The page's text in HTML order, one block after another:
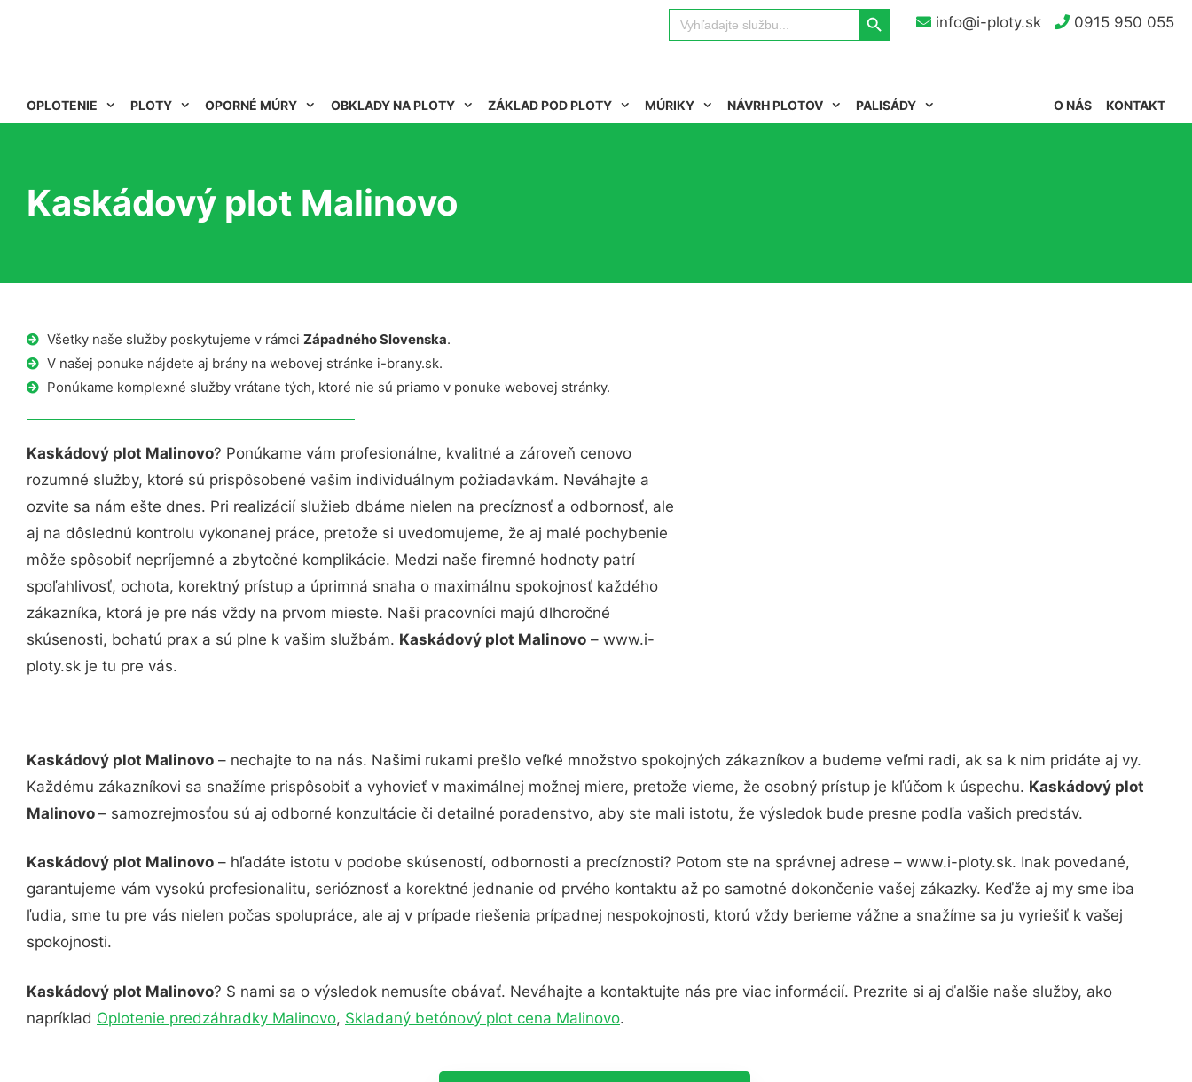
info@i-ploty.sk 0915 950 055
Search
for:
Search Button
OPLOTENIE PLOTY OPORNÉ MÚRY OBKLADY NA PLOTY ZÁKLAD POD PLOTY MÚRIKY NÁVRH PLOTOV PALISÁDY KONTAKT
O NÁS
Kaskádový plot Malinovo
Všetky naše služby poskytujeme v rámci Západného Slovenska.
V našej ponuke nájdete aj brány na webovej stránke i-brany.sk.
Ponúkame komplexné služby vrátane tých, ktoré nie sú priamo v ponuke webovej stránky.
Kaskádový plot Malinovo? Ponúkame vám profesionálne, kvalitné a zároveň cenovo
rozumné služby, ktoré sú prispôsobené vašim individuálnym požiadavkám. Neváhajte a
ozvite sa nám ešte dnes. Pri realizácií služieb dbáme nielen na precíznosť a odbornosť, ale
aj na dôslednú kontrolu vykonanej práce, pretože si uvedomujeme, že aj malé pochybenie
môže spôsobiť nepríjemné a zbytočné komplikácie. Medzi naše firemné hodnoty patrí
spoľahlivosť, ochota, korektný prístup a úprimná snaha o maximálnu spokojnosť každého
zákazníka, ktorá je pre nás vždy na prvom mieste. Naši pracovníci majú dlhoročné
skúsenosti, bohatú prax a sú plne k vašim službám. Kaskádový plot Malinovo – www.i-
ploty.sk je tu pre vás.
Kaskádový plot Malinovo – nechajte to na nás. Našimi rukami prešlo veľké množstvo spokojných zákazníkov a budeme veľmi radi, ak sa k nim pridáte aj vy.
Každému zákazníkovi sa snažíme prispôsobiť a vyhovieť v maximálnej možnej miere, pretože vieme, že osobný prístup je kľúčom k úspechu. Kaskádový plot
Malinovo – samozrejmosťou sú aj odborné konzultácie či detailné poradenstvo, aby ste mali istotu, že výsledok bude presne podľa vašich predstáv.
Kaskádový plot Malinovo – hľadáte istotu v podobe skúseností, odbornosti a precíznosti? Potom ste na správnej adrese – www.i-ploty.sk. Inak povedané,
garantujeme vám vysokú profesionalitu, serióznosť a korektné jednanie od prvého kontaktu až po samotné dokončenie vašej zákazky. Keďže aj my sme iba
ľudia, sme tu pre vás nielen počas spolupráce, ale aj v prípade riešenia prípadnej nespokojnosti, ktorú vždy berieme vážne a snažíme sa ju vyriešiť k vašej
spokojnosti.
Kaskádový plot Malinovo? S nami sa o výsledok nemusíte obávať. Neváhajte a kontaktujte nás pre viac informácií. Prezrite si aj ďalšie naše služby, ako
napríklad Oplotenie predzáhradky Malinovo, Skladaný betónový plot cena Malinovo.